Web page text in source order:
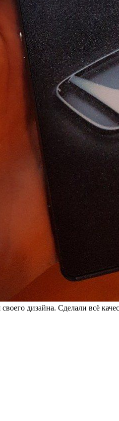
дизайна. Сделали всё